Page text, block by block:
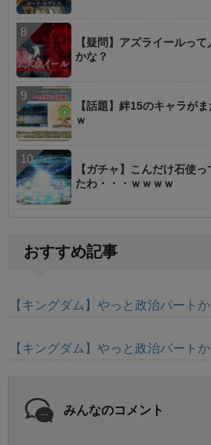
【疑問】アズライールっ
かな？
【話題】絆15のキャラが
ｗ
【ガチャ】こんだけ石使
たわ・・・ｗｗｗｗ
おすすめ記事
【キングダム】やっと政治パート
【キングダム】やっと政治パート
みんなのコメント